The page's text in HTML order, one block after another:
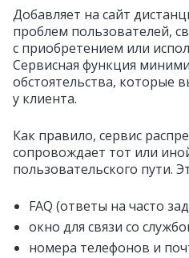
Добавляет на сайт
проблем пользователей,
с приобретением или
Сервисная функция
обстоятельства, которые
у клиента.
Как правило, сервис
сопровождает тот или
пользовательского пути.
FAQ (ответы на часто
окно для связи со
номера телефонов и